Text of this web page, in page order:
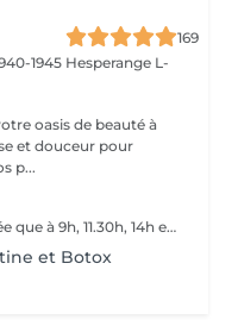
169
1945 Hesperange L-
oasis de beauté à
et douceur pour
p...
IMPORTANT : RDV pour cils acceptée que à 9h, 11.30h, 14h et 16h IMPORTANT : Appointments for Lashes are only accepted at 9am, 11.30am, 2pm and 4pm Merci de prendre RDV par ici http://www.olgacils.lu/
et Botoх